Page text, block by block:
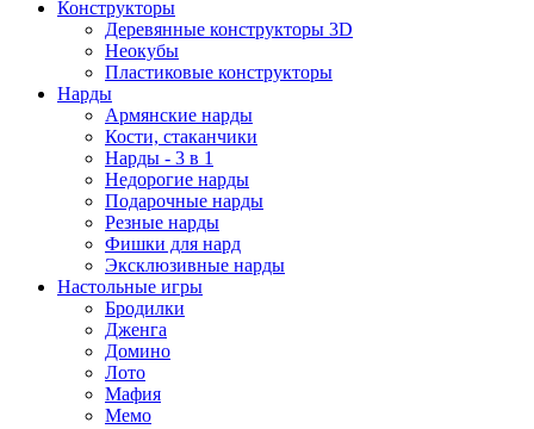
Конструкторы
Деревянные конструкторы 3D
Неокубы
Пластиковые конструкторы
Нарды
Армянские нарды
Кости, стаканчики
Нарды - 3 в 1
Недорогие нарды
Подарочные нарды
Резные нарды
Фишки для нард
Эксклюзивные нарды
Настольные игры
Бродилки
Дженга
Домино
Лото
Мафия
Мемо